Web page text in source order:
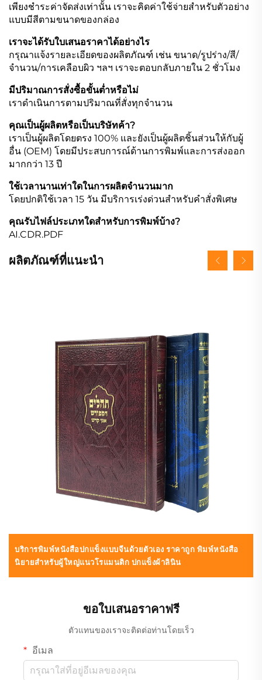
เพียงชำระค่าจัดส่งเท่านั้น เราจะคิดค่าใช้จ่ายสำหรับตัวอย่าง
แบบมีสีตามขนาดของกล่อง
เราจะได้รับใบเสนอราคาได้อย่างไร
กรุณาแจ้งรายละเอียดของผลิตภัณฑ์ เช่น ขนาด/รูปร่าง/สี/
จำนวน/การเคลือบผิว ฯลฯ เราจะตอบกลับภายใน 2 ชั่วโมง
มีปริมาณการสั่งซื้อขั้นต่ำหรือไม่
เราดำเนินการตามปริมาณที่สั่งทุกจำนวน
คุณเป็นผู้ผลิตหรือเป็นบริษัทค้า?
เราเป็นผู้ผลิตโดยตรง 100% และยังเป็นผู้ผลิตชิ้นส่วนให้กับผู้
อื่น (OEM) โดยมีประสบการณ์ด้านการพิมพ์และการส่งออก
มากกว่า 13 ปี
ใช้เวลานานเท่าใดในการผลิตจำนวนมาก
โดยปกติใช้เวลา 15 วัน มีบริการเร่งด่วนสำหรับคำสั่งพิเศษ
คุณรับไฟล์ประเภทใดสำหรับการพิมพ์บ้าง?
AI.CDR.PDF
ผลิตภัณฑ์ที่แนะนำ
บริการพิมพ์หนังสือปกแข็งแบบจีนด้วยตัวเอง ราคาถูก พิมพ์หนังสือ
นิยายสำหรับผู้ใหญ่แนวโรแมนติก ปกแข็งผ้าลินิน
ขอใบเสนอราคาฟรี
ตัวแทนของเราจะติดต่อท่านโดยเร็ว
อีเมล